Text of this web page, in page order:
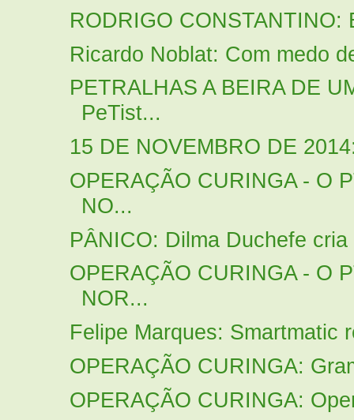
RODRIGO
Ricardo Noblat: Com medo
PETRALHAS A BEIRA DE
PeTist...
15 DE NOVEMBRO DE
OPERAÇÃO CURINGA - O
NO...
PÂNICO: Dilma Duchefe
OPERAÇÃO CURINGA - O
NOR...
Felipe Marques: Smartmatic
OPERAÇÃO CURINGA:
OPERAÇÃO CURINGA: